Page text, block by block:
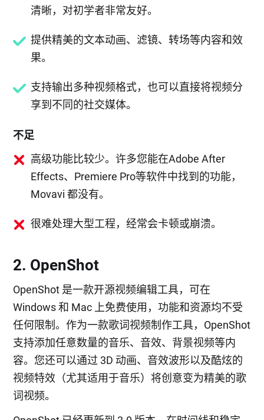
清晰，对初学者非常友好。
提供精美的文本动画、滤镜、转场等内容和效
果。
支持输出多种视频格式，也可以直接将视频分
享到不同的社交媒体。
不足
高级功能比较少。许多您能在Adobe After
Effects、Premiere Pro等软件中找到的功能，
Movavi 都没有。
很难处理大型工程，经常会卡顿或崩溃。
2. OpenShot
OpenShot 是一款开源视频编辑工具，可在
Windows 和 Mac 上免费使用，功能和资源均不受
任何限制。作为一款歌词视频制作工具，OpenShot
支持添加任意数量的音乐、音效、背景视频等内
容。您还可以通过 3D 动画、音效波形以及酷炫的
视频特效（尤其适用于音乐）将创意变为精美的歌
词视频。